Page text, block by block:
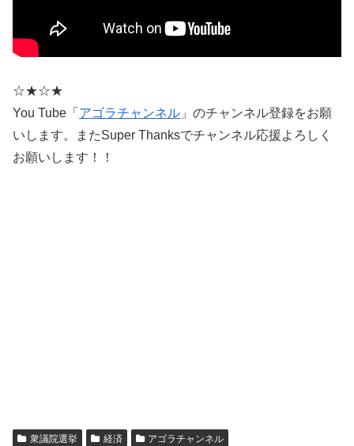
☆★☆★
You Tube「 アゴラチャンネル 」のチャンネル登録をお願
いします。またSuper Thanksでチャンネル応援よろしく
お願いします！！
衆議院選挙 経済 アゴラチャンネル